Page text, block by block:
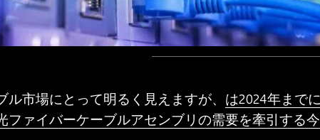
市場にとって明るく見えますが、 は2024年まで
ファイバーケーブルアセンブリの需要を牽引する